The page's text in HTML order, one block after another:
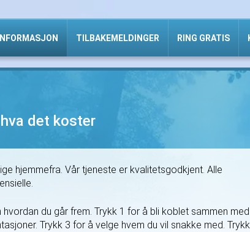
INFORMASJON TILBAKEMELDINGER RING GRATIS
det koster
hjemmefra. Vår tjeneste er kvalitetsgodkjent. Alle
du går frem. Trykk 1 for å bli koblet sammen med
Trykk 3 for å velge hvem du vil snakke med.